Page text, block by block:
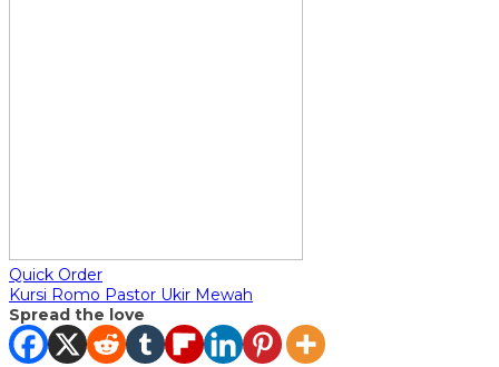
Quick Order
Kursi Romo Pastor Ukir Mewah
Spread the love